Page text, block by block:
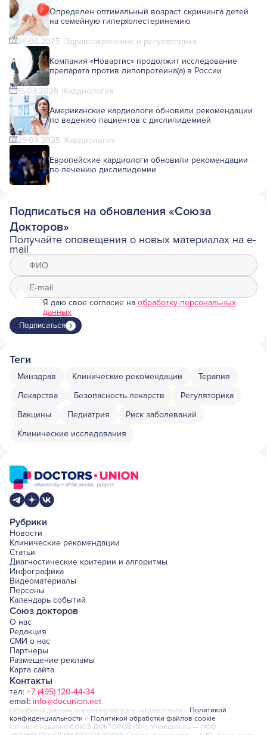
Определен оптимальный возраст скрининга детей
на семейную гиперхолестеринемию
26.06.2025 Здравоохранение и регуляторика
Компания «Новартис» продолжит исследование
препарата против липопротеина(а) в России
16.03.2026 Кардиология
Американские кардиологи обновили рекомендации
по ведению пациентов с дислипидемией
29.08.2025 Кардиология
Европейские кардиологи обновили рекомендации
по лечению дислипидемии
Подписаться на обновления «Союза
Докторов»
Получайте оповещения о новых материалах на e-
mail
Я даю свое согласие на обработку персональных
данных
Подписаться
Теги
Минздрав Клинические рекомендации
Терапия
Лекарства
Безопасность лекарств
Регуляторика
Вакцины
Педиатрия
Риск заболеваний
Клинические исследования
Рубрики
Новости
Клинические рекомендации
Статьи
Диагностические критерии и алгоритмы
Инфографика
Видеоматериалы
Персоны
Календарь событий
Союз докторов
О нас
Редакция
СМИ о нас
Партнеры
Размещение рекламы
Карта сайта
Контакты
тел: +7 (495) 120-44-34
email: info@docunion.net
Обработка данных осуществляется в соответствии с Политикой
конфиденциальности и Политикой обработки файлов cookie
Сетевое издание СОЮЗ ДОКТОРОВ (18+). Учредитель — ООО